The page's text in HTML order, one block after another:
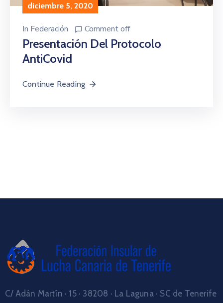
diciembre 5, 2020
In Federación Comment off
Presentación Del Protocolo
AntiCovid
Continue Reading
C/ Adán Martín · 15 · 38208 · La Laguna · SC de Tenerife